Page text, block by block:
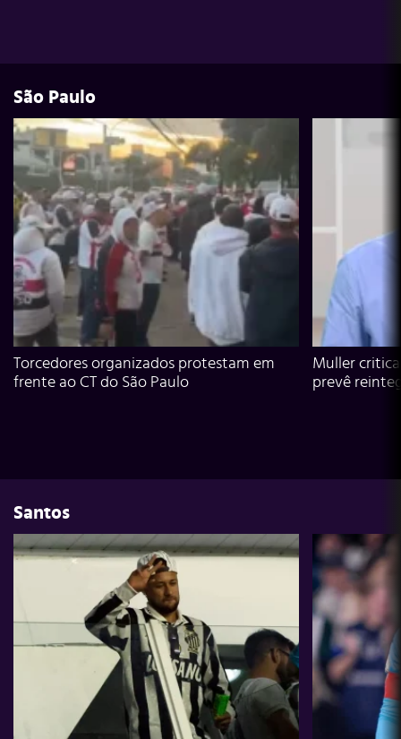
São Paulo
Torcedores organizados protestam em
frente ao CT do São Paulo
Muller
prevê
Santos